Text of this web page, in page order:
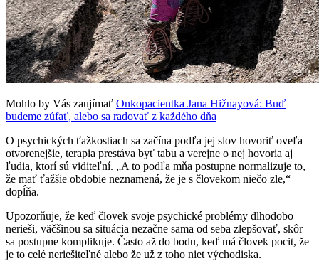
Mohlo by Vás zaujímať Onkopacientka Jana Hižnayová: Buď
budeme zúfať, alebo sa radovať z každého dňa
O psychických ťažkostiach sa začína podľa jej slov hovoriť oveľa
otvorenejšie, terapia prestáva byť tabu a verejne o nej hovoria aj
ľudia, ktorí sú viditeľní. „A to podľa mňa postupne normalizuje to,
že mať ťažšie obdobie neznamená, že je s človekom niečo zle,“
dopĺňa.
Upozorňuje, že keď človek svoje psychické problémy dlhodobo
nerieši, väčšinou sa situácia nezačne sama od seba zlepšovať, skôr
sa postupne komplikuje. Často až do bodu, keď má človek pocit, že
je to celé neriešiteľné alebo že už z toho niet východiska.